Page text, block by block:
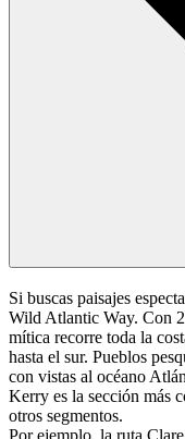
Si buscas paisajes
Wild Atlantic Way. Con
mítica recorre toda la
hasta el sur. Pueblos
con vistas al océano
Kerry es la sección más
otros segmentos.
Por ejemplo, la ruta